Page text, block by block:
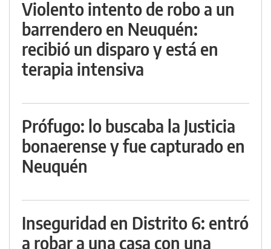
Violento intento de robo a un
barrendero en Neuquén:
recibió un disparo y está en
terapia intensiva
Prófugo: lo buscaba la Justicia
bonaerense y fue capturado en
Neuquén
Inseguridad en Distrito 6: entró
a robar a una casa con una